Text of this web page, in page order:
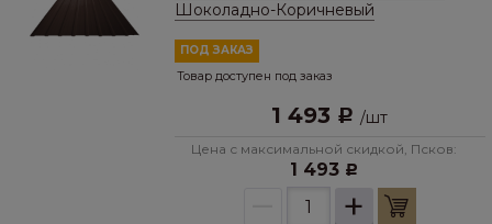
Шоколадно-Коричневый
ПОД ЗАКАЗ
Товар доступен под заказ
1 493 Р /шт
Цена с максимальной скидкой, Псков:
1 493 Р
+